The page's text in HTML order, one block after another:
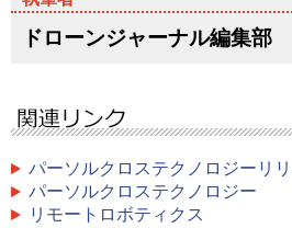
ドローンジャーナル編集部
パーソルクロステクノロジーリ
パーソルクロステクノロジー
リモートロボティクス